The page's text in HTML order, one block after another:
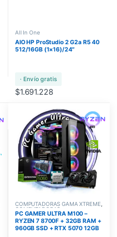
All In One
AIO HP ProStudio 2 G2a R5 40
512/16GB (1×16)/24″
· Envío gratis
$1.691.228
COMPUTADORAS GAMA XTREME,
COMPUTADORAS
COMPUTADORAS GAMA ULTRA
COMPUTADORAS GAMERS
PC GAMER ULTRA M100 –
RYZEN 7 8700F + 32GB RAM +
960GB SSD + RTX 5070 12GB